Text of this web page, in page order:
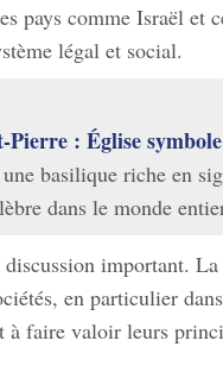
pays comme Israël et
légal et social.
Pierre : Église
basilique riche en
dans le monde
important.
en particulier
à faire valoir leurs